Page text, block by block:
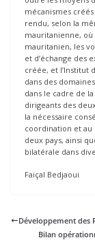
mécanismes créés
rendu, selon la
mauritanienne, où
mauritanien, les
et d’échange des
créée, et l’Institut
dans des
dans le cadre de
dirigeants des
la nécessaire
coordination et
deux pays, ainsi
bilatérale dans
Faiçal Bedjaoui
Développement des
Bilan